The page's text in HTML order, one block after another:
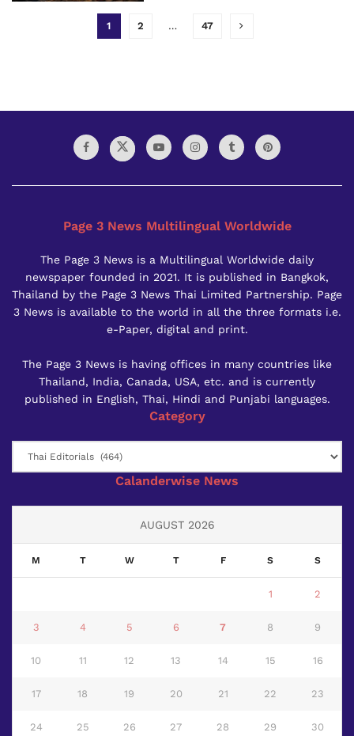
1 2 … 47
Page 3 News Multilingual Worldwide
The Page 3 News is a Multilingual Worldwide daily
newspaper founded in 2021. It is published in Bangkok,
Thailand by the Page 3 News Thai Limited Partnership. Page
3 News is available to the world in all the three formats i.e.
e-Paper, digital and print.
The Page 3 News is having offices in many countries like
Thailand, India, Canada, USA, etc. and is currently
published in English, Thai, Hindi and Punjabi languages.
Category
Calanderwise News
AUGUST 2026
M T W T F S S
1 2
3 4 5 6 7 8 9
10 11 12 13 14 15 16
17 18 19 20 21 22 23
24 25 26 27 28 29 30